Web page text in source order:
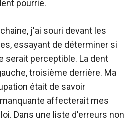
pourrie.
j'ai souri devant les
essayant de déterminer si
serait perceptible. La dent
troisième derrière. Ma
était de savoir
affecterait mes
Dans une liste d'erreurs non